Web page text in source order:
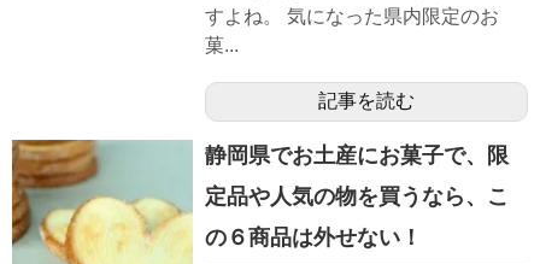
すよね。 気になった県内限定のお
菓...
記事を読む
静岡県でお土産にお菓子で、限
定品や人気の物を買うなら、こ
の６商品は外せない！